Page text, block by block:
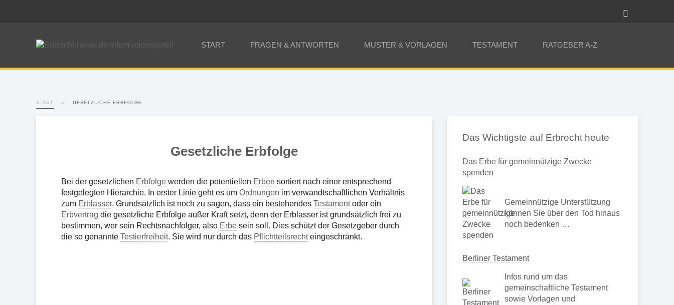
START FRAGEN & ANTWORTEN MUSTER & VORLAGEN TESTAMENT RATGEBER A-Z
START GESETZLICHE ERBFOLGE
Gesetzliche Erbfolge
Bei der gesetzlichen Erbfolge werden die potentiellen Erben sortiert nach einer entsprechend
festgelegten Hierarchie. In erster Linie geht es um Ordnungen im verwandtschaftlichen Verhältnis
zum Erblasser. Grundsätzlich ist noch zu sagen, dass ein bestehendes Testamentoder ein
Erbvertrag die gesetzliche Erbfolge außer Kraft setzt, denn der Erblasser ist grundsätzlich frei zu
bestimmen, wer sein Rechtsnachfolger, also Erbe sein soll. Dies schützt der Gesetzgeber durch
die so genannte Testierfreiheit. Sie wird nur durch das Pflichtteilsrechteingeschränkt.
Das Wichtigste auf Erbrecht heute
Das Erbe für gemeinnützige Zwecke
spenden
Gemeinnützige Unterstützung
können Sie über den Tod hinaus
noch bedenken …
Berliner Testament
Infos rund um das
gemeinschaftliche Testament
sowie Vorlagen und